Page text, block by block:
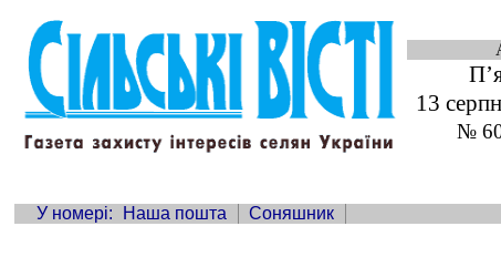
13
№
У номері:
Наша пошта Соняшник